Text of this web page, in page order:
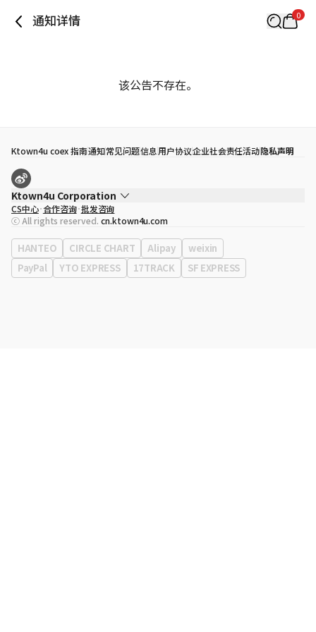
通知详情 0
该公告不存在。
Ktown4u coex 指南通知常见问题信息用户协议企业社会责任活动隐私声明
Ktown4u Corporation
代表
宋効珉
营业执照 120-87-71116
公司地址 首尔特别市 江南区 岭东大路 513号 3楼 （三成洞， coex)
CS中心 合作咨询 批发咨询
ⓒ All rights reserved. cn.ktown4u.com
HANTEO CIRCLE CHART Alipay
weixin
PayPal
YTO EXPRESS 17TRACK SF EXPRESS